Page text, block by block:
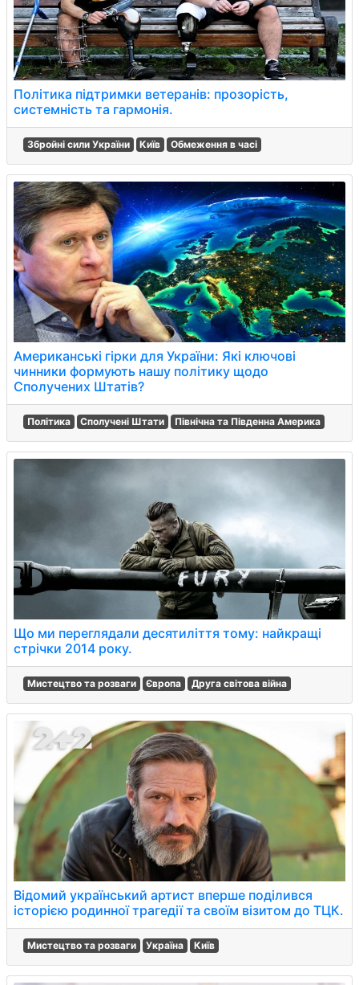
Політика підтримки ветеранів: прозорість,
системність та гармонія.
Збройні сили України Київ Обмеження в часі
Американські гірки для України: Які ключові
чинники формують нашу політику щодо
Сполучених Штатів?
Політика Сполучені Штати Північна та Південна Америка
Що ми переглядали десятиліття тому: найкращі
стрічки 2014 року.
Мистецтво та розваги Європа Друга світова війна
Відомий український артист вперше поділився
історією родинної трагедії та своїм візитом до ТЦК.
Мистецтво та розваги Україна Київ